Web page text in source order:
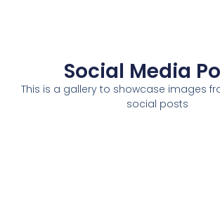
Social Media
This is a gallery to showcase images
social posts